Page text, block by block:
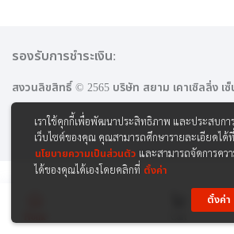
สงวนลิขสิทธิ์ © 2565 บริษัท สยาม เคาเซิลลิ่ง เ
รองรับการชำระเงิน:
เราใช้คุกกี้เพื่อพัฒนาประสิทธิภาพ และประสบกา
เว็บไซต์ของคุณ คุณสามารถศึกษารายละเอียดได้ที่
นโยบายความเป็นส่วนตัว และสามารถจัดการคว
ได้ของคุณได้เองโดยคลิกที่ ตั้งค่า
ตั้งค่า